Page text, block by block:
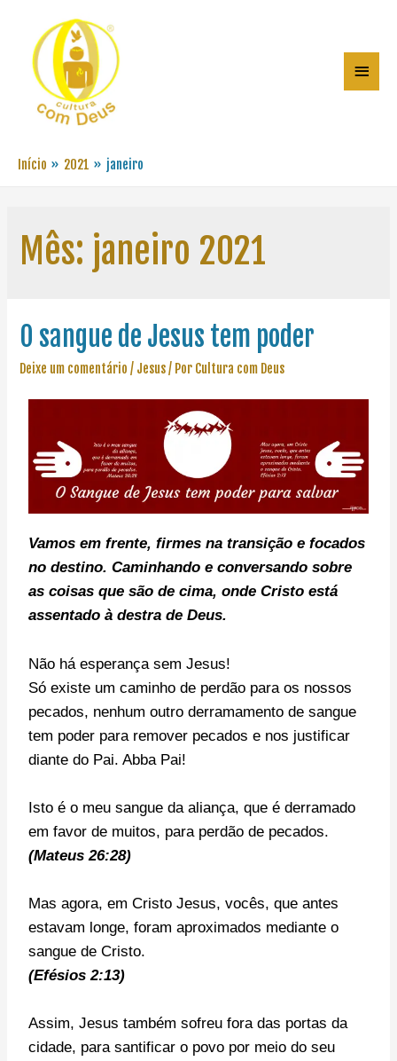
Início 2021 janeiro
Mês: janeiro 2021
O sangue de Jesus tem poder
Deixe um comentário / Jesus/ Por Cultura com Deus
Vamos em frente, firmes na transição e focados
no destino. Caminhando e conversando sobre
as coisas que são de cima, onde Cristo está
assentado à destra de Deus.
Não há esperança sem Jesus!
Só existe um caminho de perdão para os nossos
pecados, nenhum outro derramamento de sangue
tem poder para remover pecados e nos justificar
diante do Pai. Abba Pai!
Isto é o meu sangue da aliança, que é derramado
em favor de muitos, para perdão de pecados.
(Mateus 26:28)
Mas agora, em Cristo Jesus, vocês, que antes
estavam longe, foram aproximados mediante o
sangue de Cristo.
(Efésios 2:13)
Assim, Jesus também sofreu fora das portas da
cidade, para santificar o povo por meio do seu